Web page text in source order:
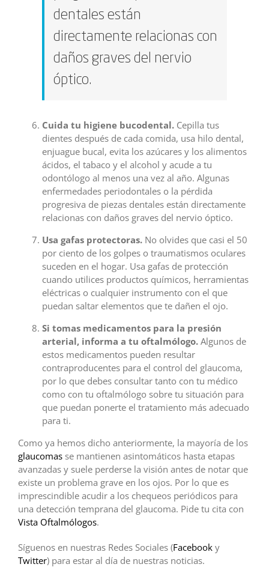
dentales están
directamente relacionas con
daños graves del nervio
óptico.
Cuida tu higiene bucodental. Cepilla tus
dientes después de cada comida, usa hilo dental,
enjuague bucal, evita los azúcares y los alimentos
ácidos, el tabaco y el alcohol y acude a tu
odontólogo al menos una vez al año. Algunas
enfermedades periodontales o la pérdida
progresiva de piezas dentales están directamente
relacionas con daños graves del nervio óptico.
Usa gafas protectoras. No olvides que casi el 50
por ciento de los golpes o traumatismos oculares
suceden en el hogar. Usa gafas de protección
cuando utilices productos químicos, herramientas
eléctricas o cualquier instrumento con el que
puedan saltar elementos que te dañen el ojo.
Si tomas medicamentos para la presión
arterial, informa a tu oftalmólogo. Algunos de
estos medicamentos pueden resultar
contraproducentes para el control del glaucoma,
por lo que debes consultar tanto con tu médico
como con tu oftalmólogo sobre tu situación para
que puedan ponerte el tratamiento más adecuado
para ti.
Como ya hemos dicho anteriormente, la mayoría de los
glaucomas se mantienen asintomáticos hasta etapas
avanzadas y suele perderse la visión antes de notar que
existe un problema grave en los ojos. Por lo que es
imprescindible acudir a los chequeos periódicos para
una detección temprana del glaucoma. Pide tu cita con
Vista Oftalmólogos.
Síguenos en nuestras Redes Sociales (Facebook y
Twitter) para estar al día de nuestras noticias.